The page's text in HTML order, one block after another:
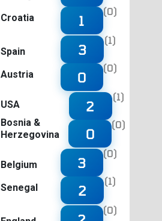
Croatia
1
(0)
Spain
Austria
3
(1)
0
(0)
USA
Bosnia &
Herzegovina
2
(1)
0
(0)
Belgium
Senegal
3
(0)
2
(1)
(0)